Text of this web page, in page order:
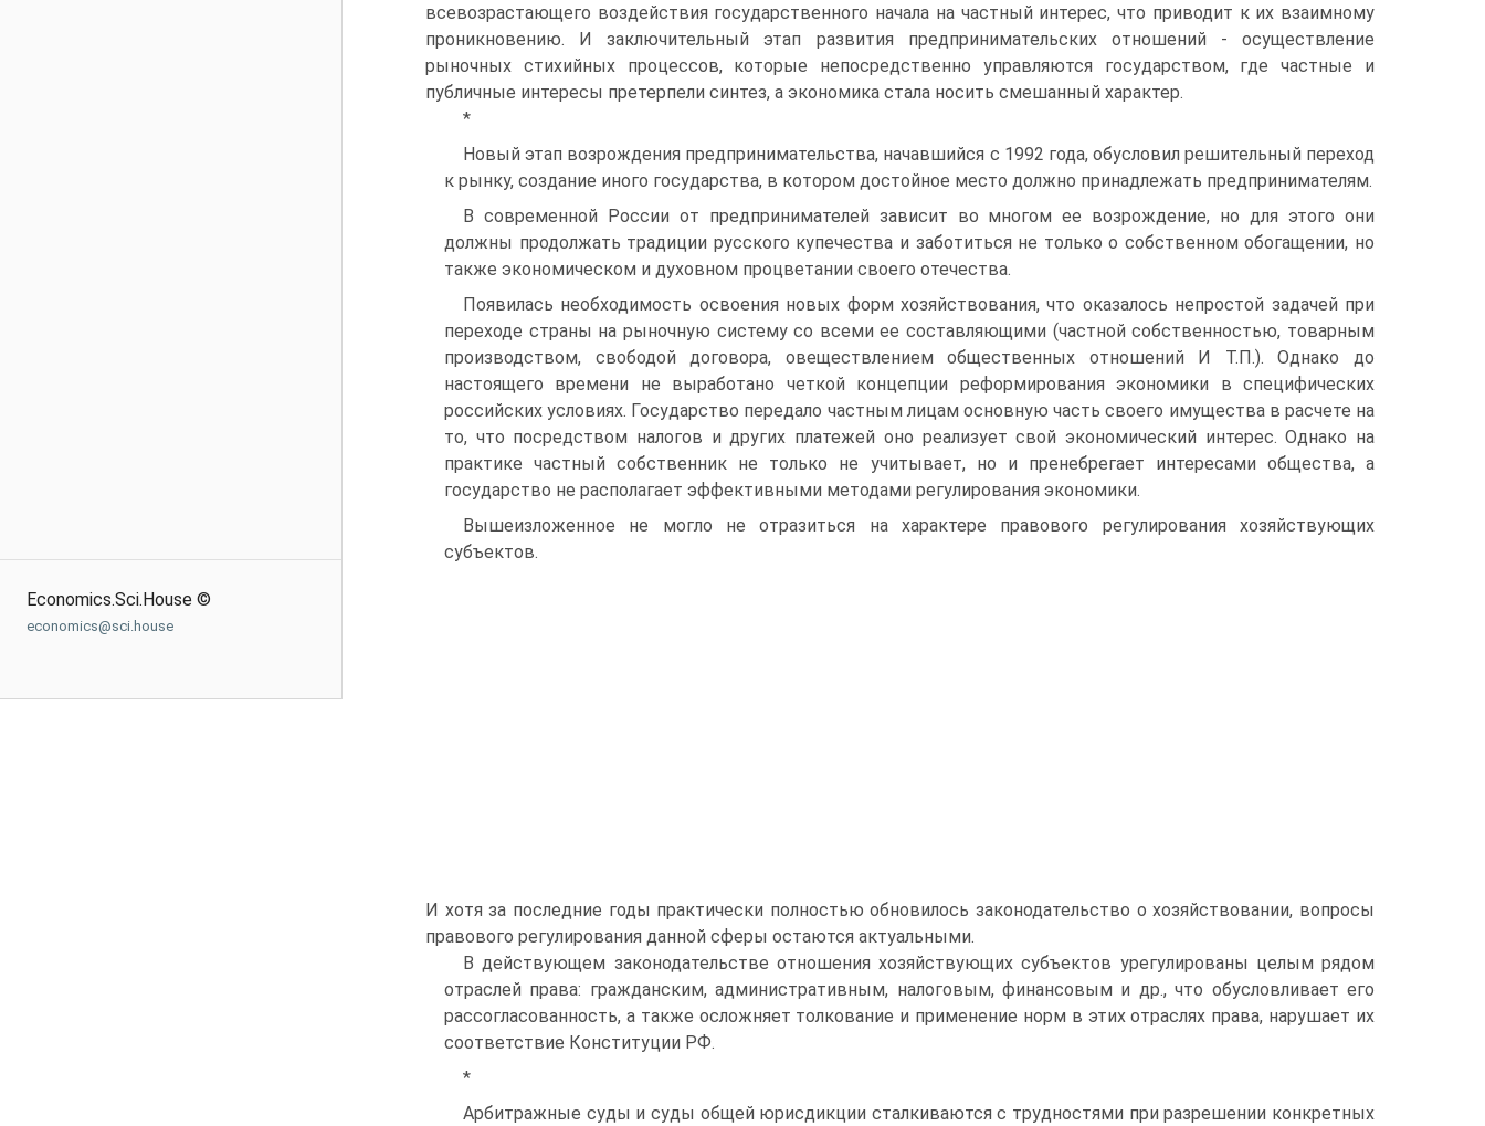
Economics.Sci.House ©
economics@sci.house
всевозрастающего воздействия государственного начала на частный интерес, что приводит к их взаимному
проникновению. И заключительный этап развития предпринимательских отношений - осуществление
рыночных стихийных процессов, которые непосредственно управляются государством, где частные и
публичные интересы претерпели синтез, а экономика стала носить смешанный характер.
*
Новый этап возрождения предпринимательства, начавшийся с 1992 года, обусловил решительный переход
к рынку, создание иного государства, в котором достойное место должно принадлежать предпринимателям.
В современной России от предпринимателей зависит во многом ее возрождение, но для этого они
должны продолжать традиции русского купечества и заботиться не только о собственном обогащении, но
также экономическом и духовном процветании своего отечества.
Появилась необходимость освоения новых форм хозяйствования, что оказалось непростой задачей при
переходе страны на рыночную систему со всеми ее составляющими (частной собственностью, товарным
производством, свободой договора, овеществлением общественных отношений И Т.П.). Однако до
настоящего времени не выработано четкой концепции реформирования экономики в специфических
российских условиях. Государство передало частным лицам основную часть своего имущества в расчете на
то, что посредством налогов и других платежей оно реализует свой экономический интерес. Однако на
практике частный собственник не только не учитывает, но и пренебрегает интересами общества, а
государство не располагает эффективными методами регулирования экономики.
Вышеизложенное не могло не отразиться на характере правового регулирования хозяйствующих
субъектов.
И хотя за последние годы практически полностью обновилось законодательство о хозяйствовании, вопросы
правового регулирования данной сферы остаются актуальными.
В действующем законодательстве отношения хозяйствующих субъектов урегулированы целым рядом
отраслей права: гражданским, административным, налоговым, финансовым и др., что обусловливает его
рассогласованность, а также осложняет толкование и применение норм в этих отраслях права, нарушает их
соответствие Конституции РФ.
*
Арбитражные суды и суды общей юрисдикции сталкиваются с трудностями при разрешении конкретных